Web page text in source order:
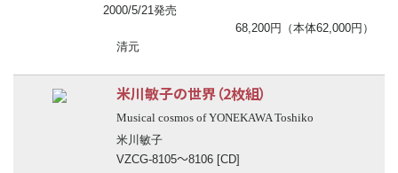
2000/5/21発売
68,200円（本体62,000円）
清元
米川敏子の世界（2枚組）
Musical cosmos of YONEKAWA Toshiko
米川敏子
VZCG-8105〜8106 [CD]